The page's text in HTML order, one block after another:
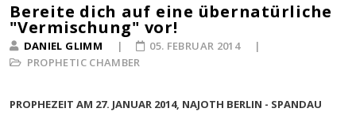
Bereite dich auf eine übernatürliche
"Vermischung" vor!
DANIEL GLIMM
PROPHETIC CHAMBER
05. FEBRUAR 2014
PROPHEZEIT AM 27. JANUAR 2014, NAJOTH BERLIN - SPANDAU